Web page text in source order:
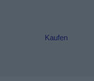
Kaufen